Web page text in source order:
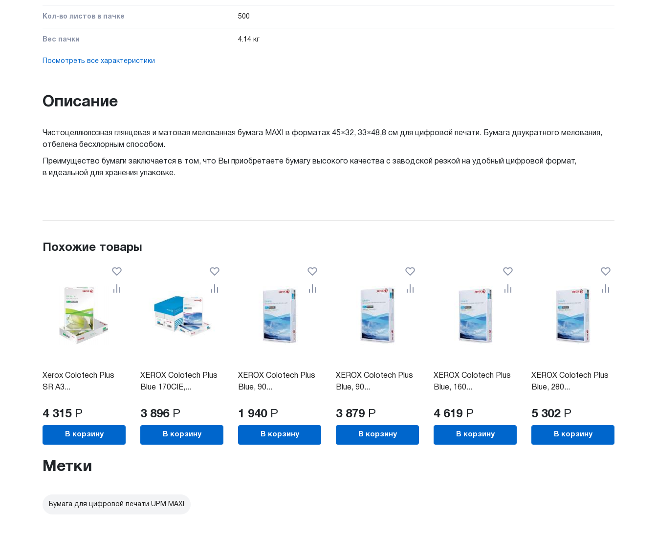
Кол-во листов в пачке 500
Вес пачки 4.14 кг
Посмотреть все характеристики
Описание
Чистоцеллюлозная глянцевая и матовая мелованная бумага MAXI в форматах 45×32, 33×48,8 см для цифровой печати. Бумага двукратного мелования,
отбелена бесхлорным способом.
Преимущество бумаги заключается в том, что Вы приобретаете бумагу высокого качества с заводской резкой на удобный цифровой формат,
в идеальной для хранения упаковке.
Похожие товары
Xerox Colotech Plus
SR A3...
4 315 Р
В корзину
XEROX Colotech Plus
Blue 170CIE,...
3 896 Р
В корзину
XEROX Colotech Plus
Blue, 90...
1 940 Р
В корзину
XEROX Colotech Plus
Blue, 90...
3 879 Р
В корзину
XEROX Colotech Plus
Blue, 160...
4 619 Р
В корзину
XEROX Colotech Plus
Blue, 280...
5 302 Р
В корзину
Метки
Бумага для цифровой печати UPM MAXI